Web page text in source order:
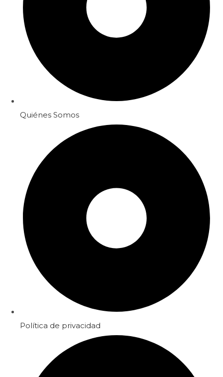
Quiénes Somos
Política de privacidad